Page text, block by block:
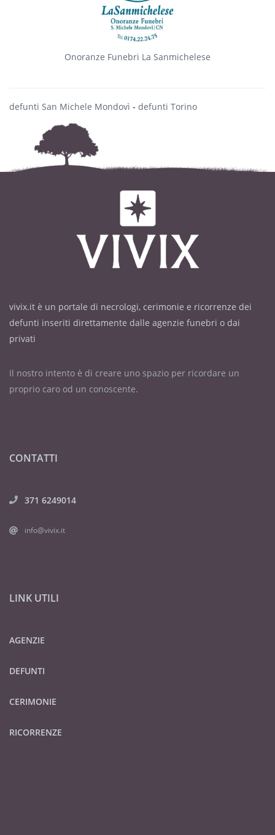
Onoranze Funebri La Sanmichelese
defunti San Michele Mondovì - defunti Torino
vivix.it è un portale di necrologi, cerimonie e ricorrenze dei
defunti inseriti direttamente dalle agenzie funebri o dai
privati
Il nostro intento è di creare uno spazio per ricordare un
proprio caro od un conoscente.
CONTATTI
371 6249014
info@vivix.it
LINK UTILI
AGENZIE
DEFUNTI
CERIMONIE
RICORRENZE